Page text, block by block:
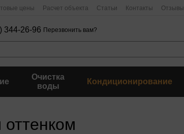
цены Расчет объекта Статьи Контакты Отзывы
344-26-96 Перезвонить вам?
Очистка
воды
Кондиционирование